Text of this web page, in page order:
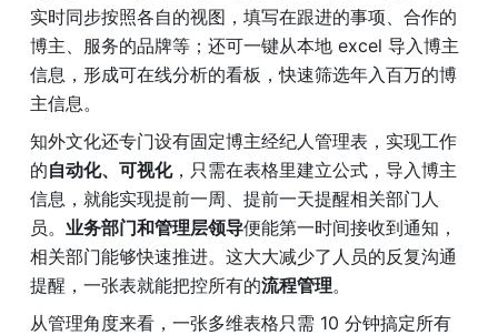
实时同步按照各自的视图，填写在跟进的事项、合作的
博主、服务的品牌等；还可一键从本地 excel 导入博主
信息，形成可在线分析的看板，快速筛选年入百万的博
主信息。
知外文化还专门设有固定博主经纪人管理表，实现工作
的自动化、可视化，只需在表格里建立公式，导入博主
信息，就能实现提前一周、提前一天提醒相关部门人
员。 业务部门和管理层领导便能第一时间接收到通知，
相关部门能够快速推进。这大大减少了人员的反复沟通
提醒，一张表就能把控所有的流程管理。
从管理角度来看，一张多维表格只需 10 分钟搞定所有